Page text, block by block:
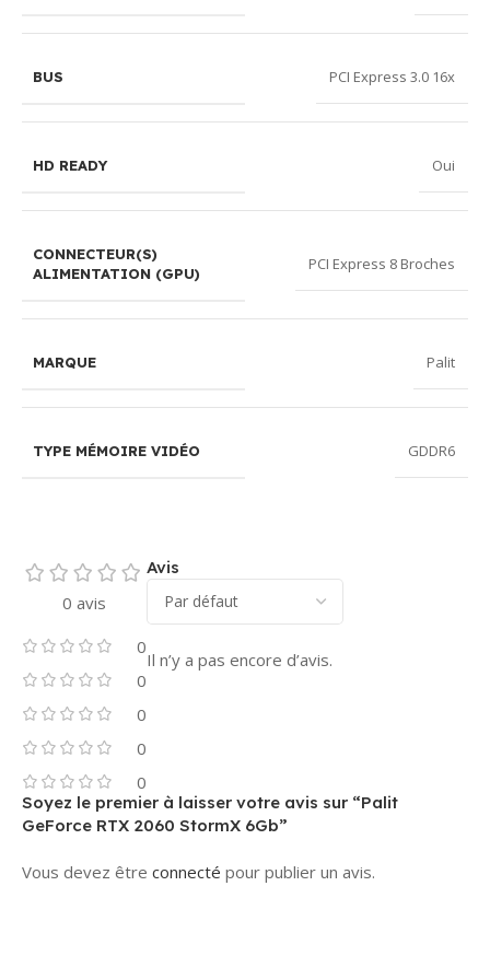
BUS PCI Express 3.0 16x
HD READY Oui
CONNECTEUR(S)
ALIMENTATION (GPU)
PCI Express 8 Broches
MARQUE Palit
TYPE MÉMOIRE VIDÉO GDDR6
0 avis
0
0
0
0
0
Avis
Il n’y a pas encore d’avis.
Soyez le premier à laisser votre avis sur “Palit
GeForce RTX 2060 StormX 6Gb”
Vous devez être connecté pour publier un avis.